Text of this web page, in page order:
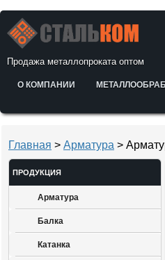
Продажа металлопроката оптом
О КОМПАНИИ
Главная > Арматура >
ПРОДУКЦИЯ
Арматура
Балка
Катанка